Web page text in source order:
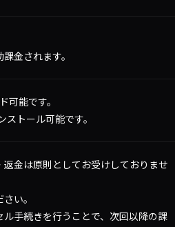
金されます。
可能です。
トール可能です。
金は原則としてお受けしておりませ
い。
手続きを行うことで、次回以降の課